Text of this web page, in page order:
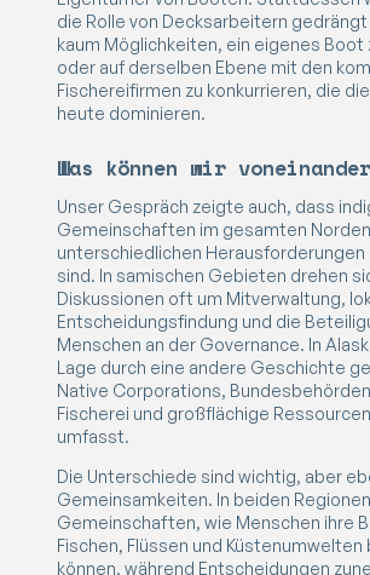
die Rolle von Decksarbeitern gedrängt
kaum Möglichkeiten, ein eigenes Boot
oder auf derselben Ebene mit den
Fischereifirmen zu konkurrieren, die
heute dominieren.
Was können wir
Unser Gespräch zeigte auch, dass
Gemeinschaften im gesamten
unterschiedlichen
sind. In samischen Gebieten drehen
Diskussionen oft um Mitverwaltung,
Entscheidungsfindung und die
Menschen an der Governance. In
Lage durch eine andere Geschichte
Native Corporations,
Fischerei und großflächige
umfasst.
Die Unterschiede sind wichtig, aber
Gemeinsamkeiten. In beiden
Gemeinschaften, wie Menschen ihre
Fischen, Flüssen und Küstenumwelten
können, während Entscheidungen